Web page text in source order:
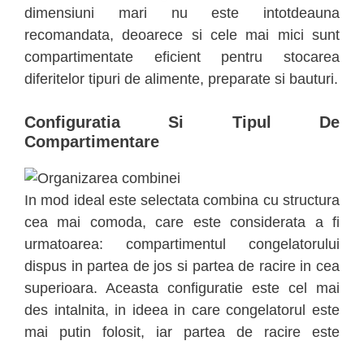
dimensiuni mari nu este intotdeauna
recomandata, deoarece si cele mai mici sunt
compartimentate eficient pentru stocarea
diferitelor tipuri de alimente, preparate si bauturi.
Configuratia Si Tipul De
Compartimentare
In mod ideal este selectata combina cu structura
cea mai comoda, care este considerata a fi
urmatoarea: compartimentul congelatorului
dispus in partea de jos si partea de racire in cea
superioara. Aceasta configuratie este cel mai
des intalnita, in ideea in care congelatorul este
mai putin folosit, iar partea de racire este